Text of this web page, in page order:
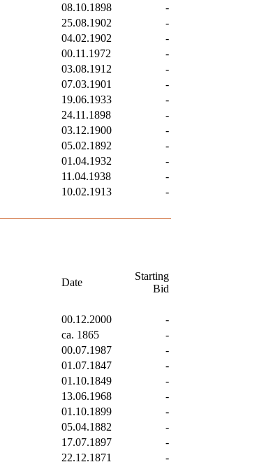
08.10.1898
-
25.08.1902
-
04.02.1902
-
00.11.1972
-
03.08.1912
-
07.03.1901
-
19.06.1933
-
24.11.1898
-
03.12.1900
-
05.02.1892
-
01.04.1932
-
11.04.1938
-
10.02.1913 -
Date
Starting
Bid
00.12.2000
-
ca. 1865
-
00.07.1987
-
01.07.1847
-
01.10.1849
-
13.06.1968
-
01.10.1899
-
05.04.1882
-
17.07.1897
-
22.12.1871
-